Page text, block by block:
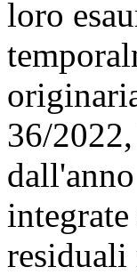
loro
36/
residuali